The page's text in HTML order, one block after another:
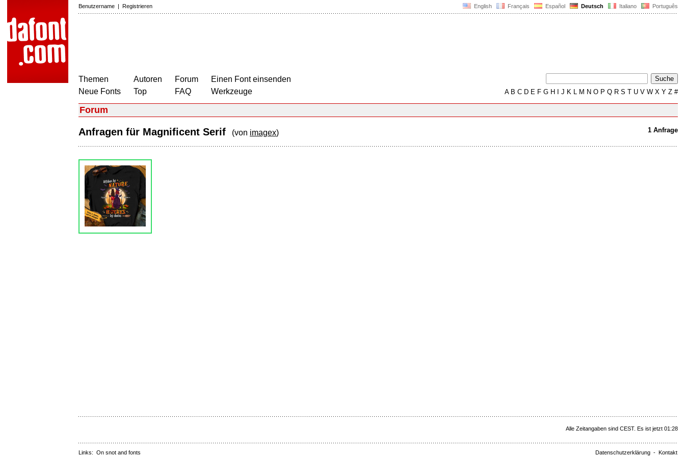
English Français Español Deutsch Italiano Português
Benutzername | Registrieren
Themen
Neue Fonts
Autoren
Top
Forum
FAQ
Einen Font einsenden
Werkzeuge
AB C D E F G H J K L M N O P Q R S T U V W X Y Z #
Forum
1 Anfrage
Anfragen für Magnificent Serif (von imagex)
Alle Zeitangaben sind CEST. Es ist jetzt 01:28
Datenschutzerklärung - Kontakt
Links: On snot and fonts